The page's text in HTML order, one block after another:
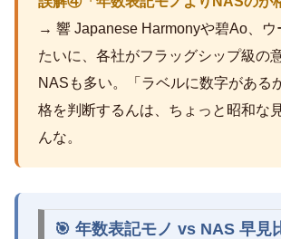
→ 響 Japanese Harmonyや碧Ao、ウ
たいに、各社がフラッグシップ級の
NASも多い。「ラベルに数字がある
格を判断するんは、ちょっと昭和な
んな。
🎯 年数表記モノ vs NAS 早見